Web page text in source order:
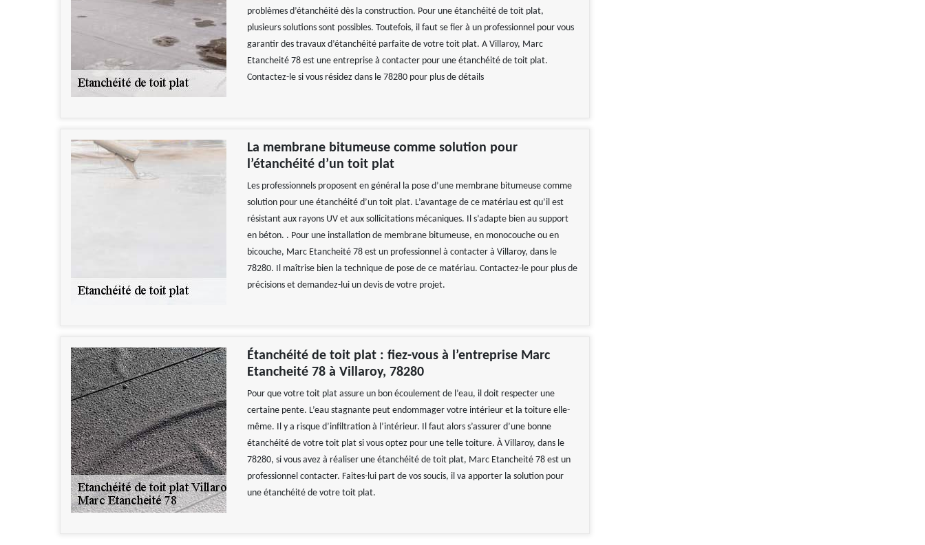
problèmes d’étanchéité dès la construction. Pour une étanchéité de toit plat,
plusieurs solutions sont possibles. Toutefois, il faut se fier à un professionnel pour vous
garantir des travaux d’étanchéité parfaite de votre toit plat. A Villaroy, Marc
Etancheité 78 est une entreprise à contacter pour une étanchéité de toit plat.
Contactez-le si vous résidez dans le 78280 pour plus de détails
La membrane bitumeuse comme solution pour
l’étanchéité d’un toit plat
Les professionnels proposent en général la pose d’une membrane bitumeuse comme
solution pour une étanchéité d’un toit plat. L’avantage de ce matériau est qu’il est
résistant aux rayons UV et aux sollicitations mécaniques. Il s’adapte bien au support
en béton. . Pour une installation de membrane bitumeuse, en monocouche ou en
bicouche, Marc Etancheité 78 est un professionnel à contacter à Villaroy, dans le
78280. Il maîtrise bien la technique de pose de ce matériau. Contactez-le pour plus de
précisions et demandez-lui un devis de votre projet.
Étanchéité de toit plat : fiez-vous à l’entreprise Marc
Etancheité 78 à Villaroy, 78280
Pour que votre toit plat assure un bon écoulement de l’eau, il doit respecter une
certaine pente. L’eau stagnante peut endommager votre intérieur et la toiture elle-
même. Il y a risque d’infiltration à l’intérieur. Il faut alors s’assurer d’une bonne
étanchéité de votre toit plat si vous optez pour une telle toiture. À Villaroy, dans le
78280, si vous avez à réaliser une étanchéité de toit plat, Marc Etancheité 78 est un
professionnel contacter. Faites-lui part de vos soucis, il va apporter la solution pour
une étanchéité de votre toit plat.